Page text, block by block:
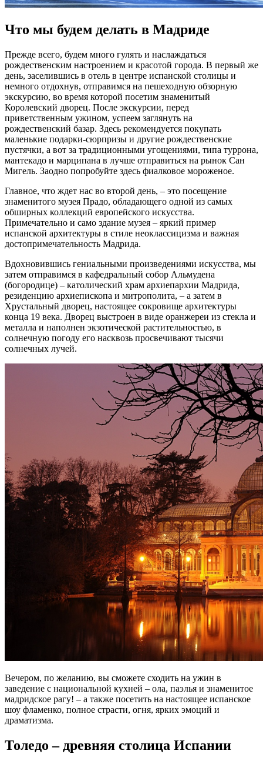
Что мы будем делать в Мадриде
Прежде всего, будем много гулять и наслаждаться
рождественским настроением и красотой города. В первый же
день, заселившись в отель в центре испанской столицы и
немного отдохнув, отправимся на пешеходную обзорную
экскурсию, во время которой посетим знаменитый
Королевский дворец. После экскурсии, перед
приветственным ужином, успеем заглянуть на
рождественский базар. Здесь рекомендуется покупать
маленькие подарки-сюрпризы и другие рождественские
пустячки, а вот за традиционными угощениями, типа туррона,
мантекадо и марципана в лучше отправиться на рынок Сан
Мигель. Заодно попробуйте здесь фиалковое мороженое.
Главное, что ждет нас во второй день, – это посещение
знаменитого музея Прадо, обладающего одной из самых
обширных коллекций европейского искусства.
Примечательно и само здание музея – яркий пример
испанской архитектуры в стиле неоклассицизма и важная
достопримечательность Мадрида.
Вдохновившись гениальными произведениями искусства, мы
затем отправимся в кафедральный собор Альмудена
(богородице) – католический храм архиепархии Мадрида,
резиденцию архиепископа и митрополита, – а затем в
Хрустальный дворец, настоящее сокровище архитектуры
конца 19 века. Дворец выстроен в виде оранжереи из стекла и
металла и наполнен экзотической растительностью, в
солнечную погоду его насквозь просвечивают тысячи
солнечных лучей.
Вечером, по желанию, вы сможете сходить на ужин в
заведение с национальной кухней – ола, паэлья и знаменитое
мадридское рагу! – а также посетить на настоящее испанское
шоу фламенко, полное страсти, огня, ярких эмоций и
драматизма.
Толедо – древняя столица Испании